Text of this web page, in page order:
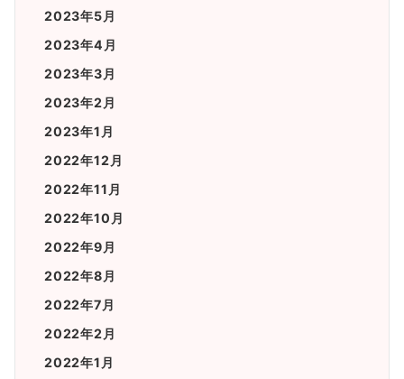
2023年5月
2023年4月
2023年3月
2023年2月
2023年1月
2022年12月
2022年11月
2022年10月
2022年9月
2022年8月
2022年7月
2022年2月
2022年1月